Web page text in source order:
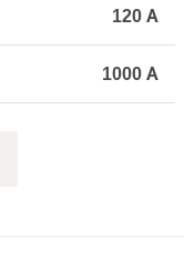
120 А
1000 А